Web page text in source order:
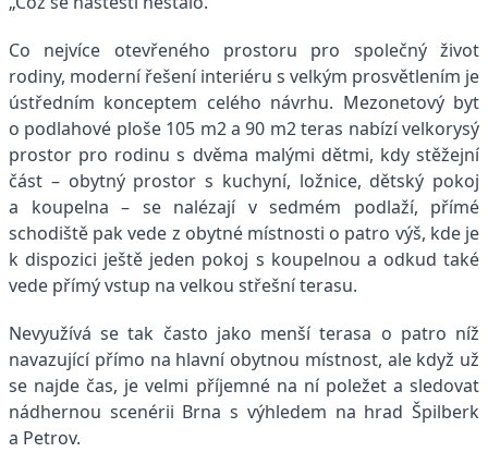
Co nejvíce otevřeného prostoru pro společný život
rodiny, moderní řešení interiéru s velkým prosvětlením je
ústředním konceptem celého návrhu. Mezonetový byt
o podlahové ploše 105 m2 a 90 m2 teras nabízí velkorysý
prostor pro rodinu s dvěma malými dětmi, kdy stěžejní
část – obytný prostor s kuchyní, ložnice, dětský pokoj
a koupelna – se nalézají v sedmém podlaží, přímé
schodiště pak vede z obytné místnosti o patro výš, kde je
k dispozici ještě jeden pokoj s koupelnou a odkud také
vede přímý vstup na velkou střešní terasu.
Nevyužívá se tak často jako menší terasa o patro níž
navazující přímo na hlavní obytnou místnost, ale když už
se najde čas, je velmi příjemné na ní poležet a sledovat
nádhernou scenérii Brna s výhledem na hrad Špilberk
a Petrov.